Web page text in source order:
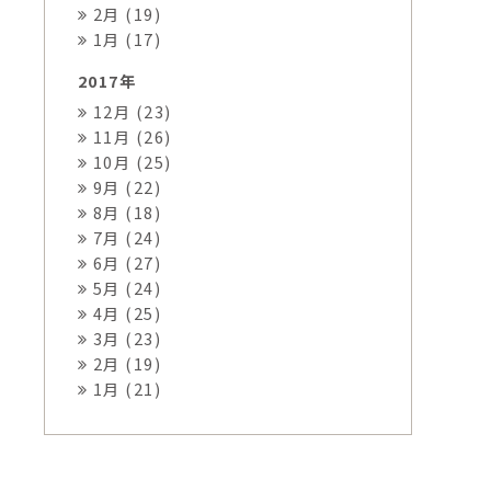
2月 (19)
1月 (17)
2017年
12月 (23)
11月 (26)
10月 (25)
9月 (22)
8月 (18)
7月 (24)
6月 (27)
5月 (24)
4月 (25)
3月 (23)
2月 (19)
1月 (21)